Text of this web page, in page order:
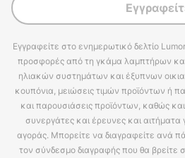
Εγγραφείτε στο ενημερωτικό δελτίο
προσφορές από τη γκάμα λαμπτήρων
ηλιακών συστημάτων και έξυπνων
κουπόνια, μειώσεις τιμών προϊόντων ή
και παρουσιάσεις προϊόντων, καθώς
συνεργάτες και έρευνες και αιτήματα
αγοράς. Μπορείτε να διαγραφείτε ανά
τον σύνδεσμο διαγραφής που θα βρείτε